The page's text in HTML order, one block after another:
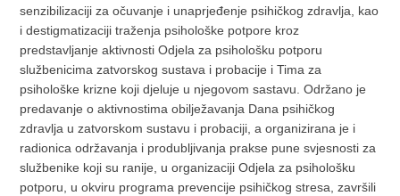
senzibilizaciji za očuvanje i unaprjeđenje psihičkog zdravlja, kao
i destigmatizaciji traženja psihološke potpore kroz
predstavljanje aktivnosti Odjela za psihološku potporu
službenicima zatvorskog sustava i probacije i Tima za
psihološke krizne koji djeluje u njegovom sastavu. Održano je
predavanje o aktivnostima obilježavanja Dana psihičkog
zdravlja u zatvorskom sustavu i probaciji, a organizirana je i
radionica održavanja i produbljivanja prakse pune svjesnosti za
službenike koji su ranije, u organizaciji Odjela za psihološku
potporu, u okviru programa prevencije psihičkog stresa, završili